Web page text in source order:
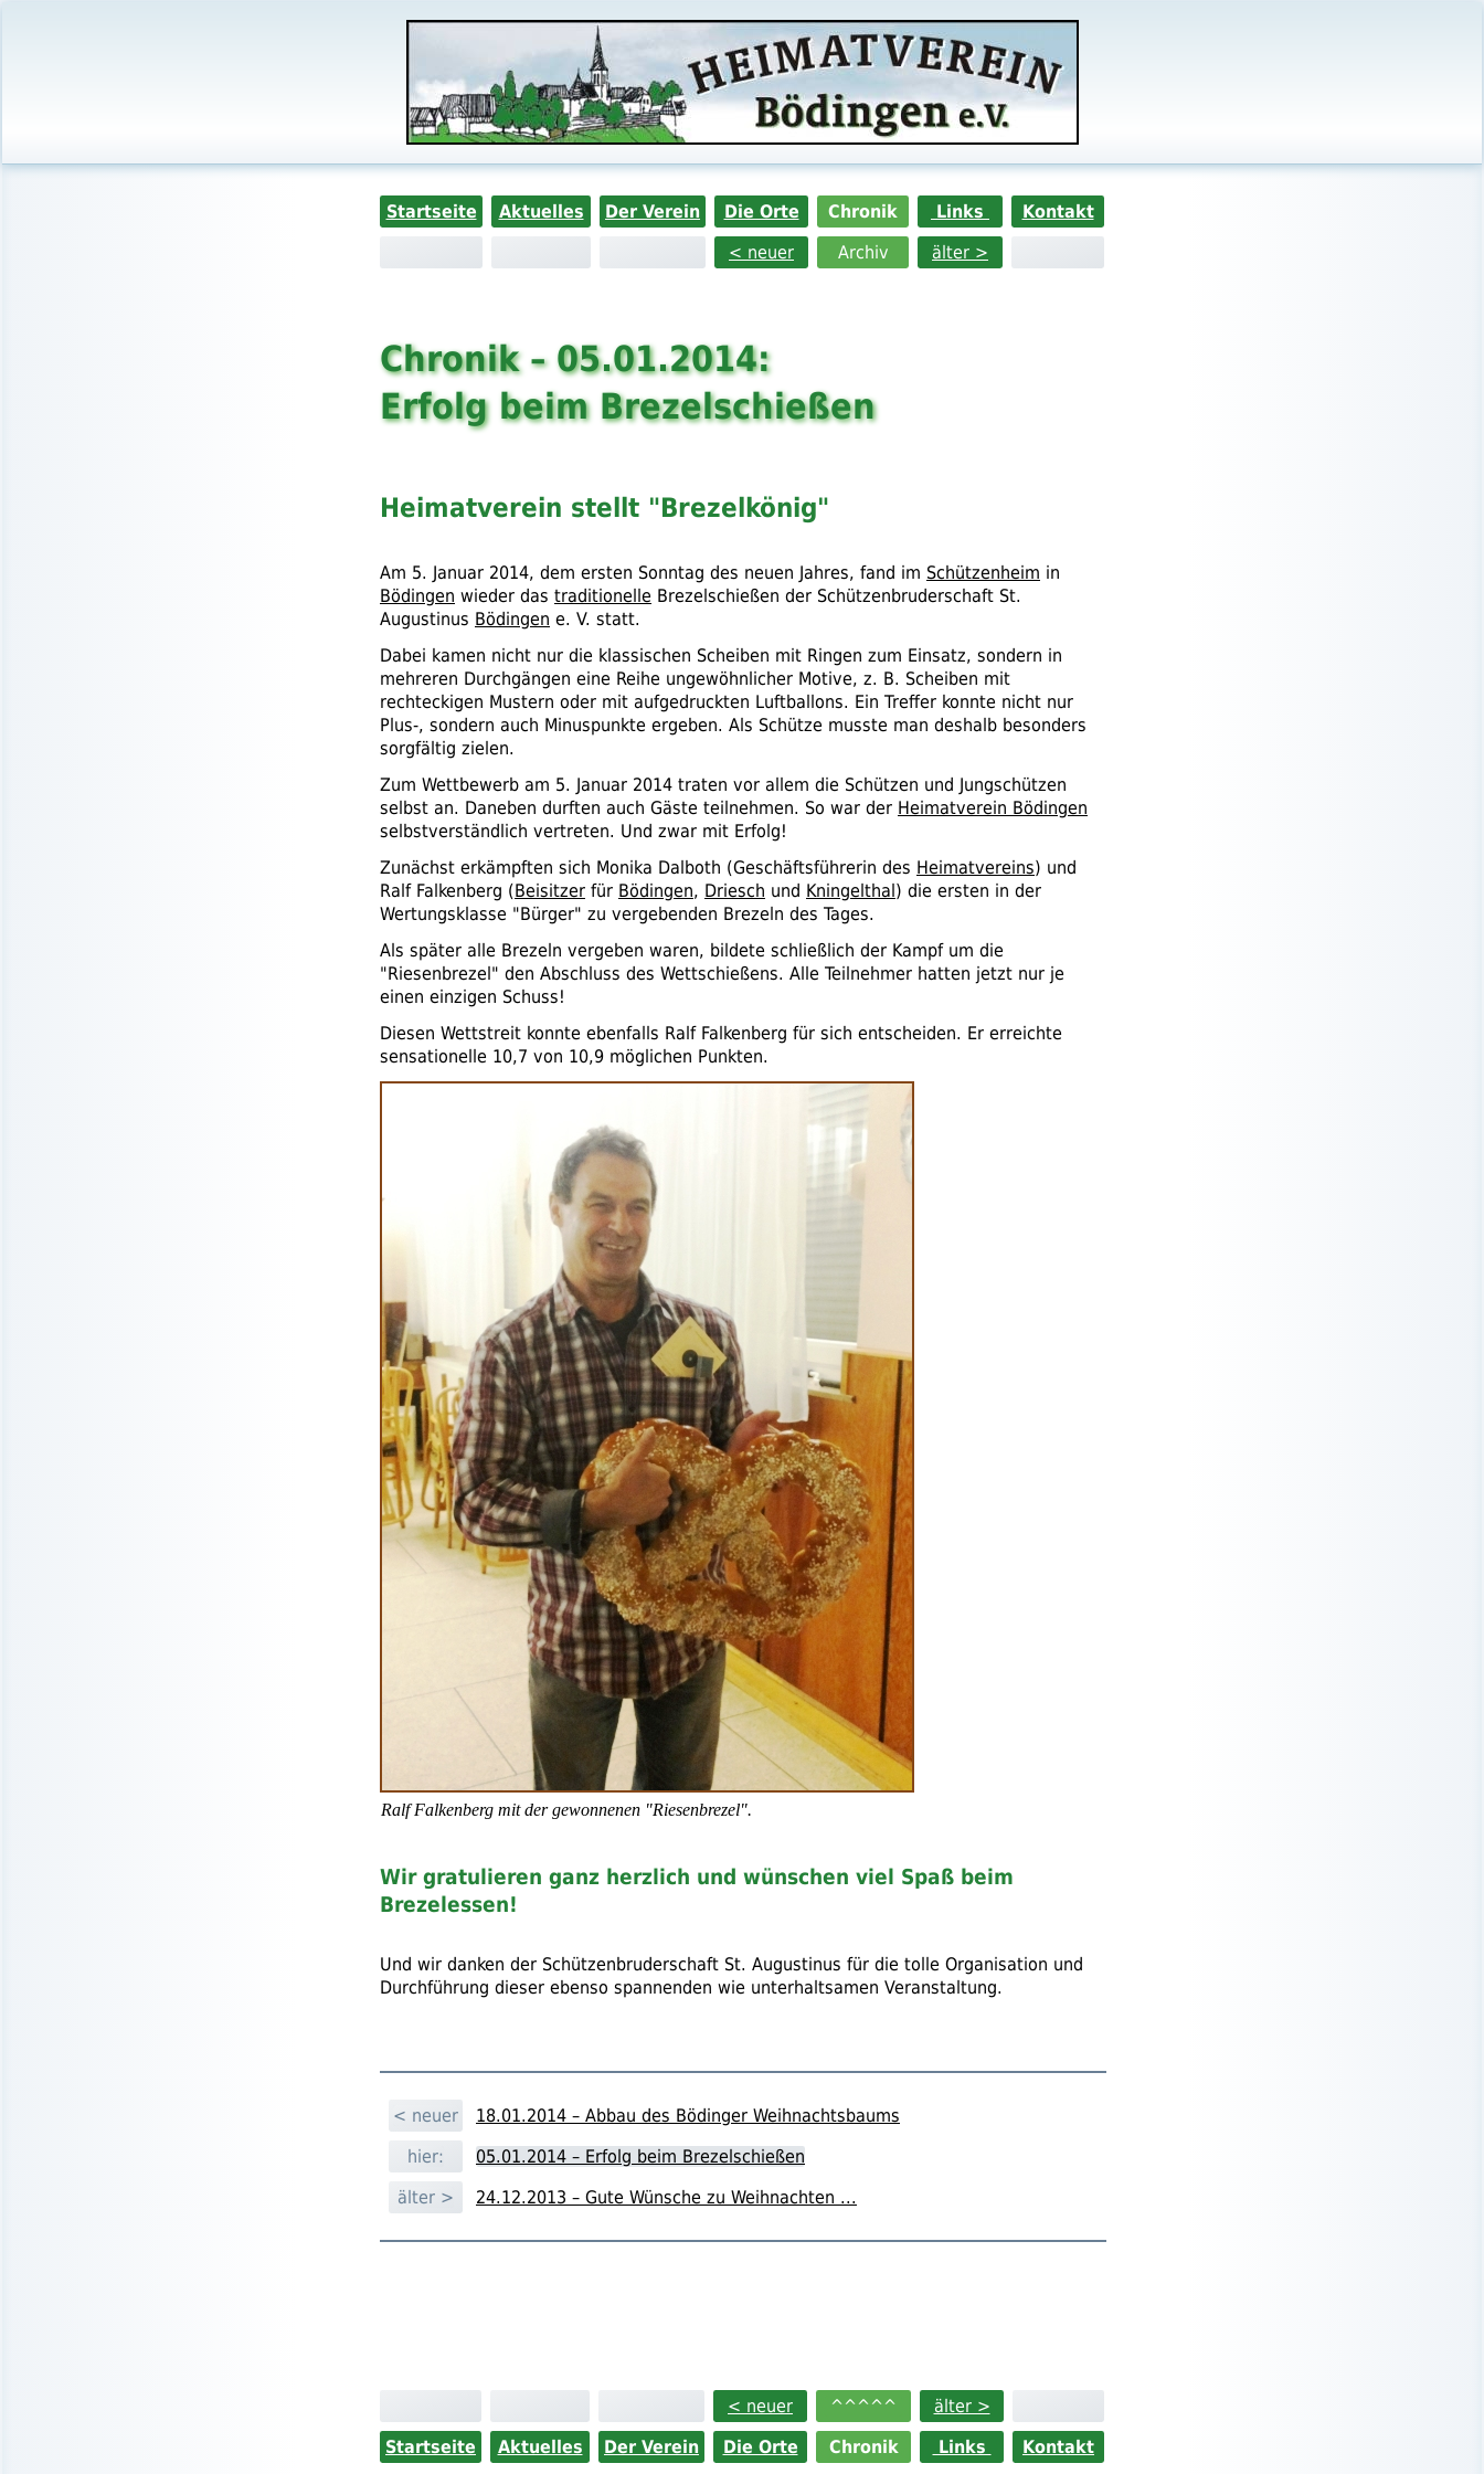
Startseite Aktuelles Der Verein Die Orte Chronik Links
Kontakt
< neuer
Archiv älter >
Chronik – 05.01.2014:
Erfolg beim Brezelschießen
Heimatverein stellt "Brezelkönig"
Am 5. Januar 2014, dem ersten Sonntag des neuen Jahres, fand im Schützenheim in
Bödingen wieder das traditionelle Brezelschießen der Schützenbruderschaft St.
Augustinus Bödingen e. V. statt.
Dabei kamen nicht nur die klassischen Scheiben mit Ringen zum Einsatz, sondern in
mehreren Durchgängen eine Reihe ungewöhnlicher Motive, z. B. Scheiben mit
rechteckigen Mustern oder mit aufgedruckten Luftballons. Ein Treffer konnte nicht nur
Plus-, sondern auch Minuspunkte ergeben. Als Schütze musste man deshalb besonders
sorgfältig zielen.
Zum Wettbewerb am 5. Januar 2014 traten vor allem die Schützen und Jungschützen
selbst an. Daneben durften auch Gäste teilnehmen. So war der Heimatverein Bödingen
selbstverständlich vertreten. Und zwar mit Erfolg!
Zunächst erkämpften sich Monika Dalboth (Geschäftsführerin des Heimatvereins) und
Ralf Falkenberg (Beisitzer für Bödingen, Driesch und Kningelthal) die ersten in der
Wertungsklasse "Bürger" zu vergebenden Brezeln des Tages.
Als später alle Brezeln vergeben waren, bildete schließlich der Kampf um die
"Riesenbrezel" den Abschluss des Wettschießens. Alle Teilnehmer hatten jetzt nur je
einen einzigen Schuss!
Diesen Wettstreit konnte ebenfalls Ralf Falkenberg für sich entscheiden. Er erreichte
sensationelle 10,7 von 10,9 möglichen Punkten.
Ralf Falkenberg mit der gewonnenen "Riesenbrezel".
Wir gratulieren ganz herzlich und wünschen viel Spaß beim
Brezelessen!
Und wir danken der Schützenbruderschaft St. Augustinus für die tolle Organisation und
Durchführung dieser ebenso spannenden wie unterhaltsamen Veranstaltung.
< neuer
18.01.2014 – Abbau des Bödinger Weihnachtsbaums
hier:
05.01.2014 – Erfolg beim Brezelschießen
älter >
24.12.2013 – Gute Wünsche zu Weihnachten ...
< neuer ^^^^^
älter >
Startseite
Aktuelles Der Verein Die Orte Chronik Links Kontakt